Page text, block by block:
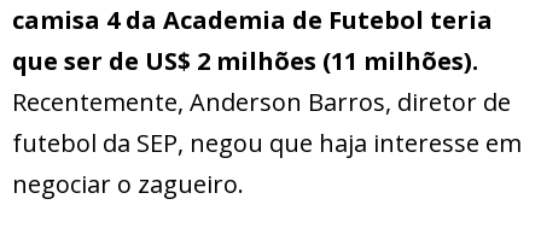
camisa 4 da Academia de Futebol teria
que ser de US$ 2 milhões (11 milhões).
Recentemente, Anderson Barros, diretor de
futebol da SEP, negou que haja interesse em
negociar o zagueiro.